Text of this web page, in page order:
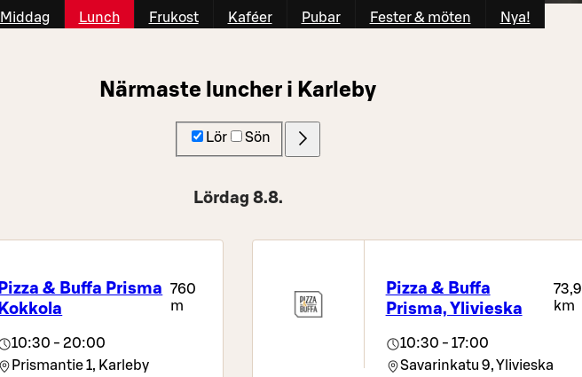
Middag Lunch Frukost Kaféer Pubar Fester & möten Nya!
Närmaste luncher i Karleby
Lör Sön
Lördag 8.8.
Pizza & Buffa Prisma
Kokkola
760
m
10:30 - 20:00
Prismantie 1, Karleby
Pizza & Buffa
Prisma, Ylivieska
73,9
km
10:30 - 17:00
Savarinkatu 9,Ylivieska